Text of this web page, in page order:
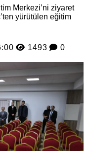
Merkezi’ni ziyaret
yürütülen eğitim
1493 0